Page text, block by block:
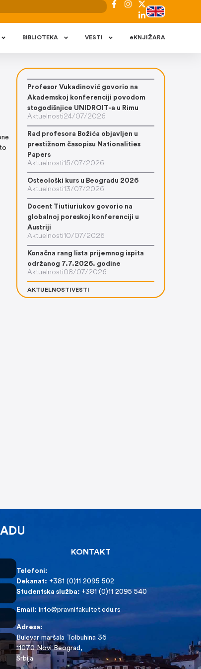
BIBLIOTEKA VESTI eKNJIŽARA
Profesor Vukadinović govorio na
Akademskoj konferenciji povodom
stogodišnjice UNIDROIT-a u Rimu
Aktuelnosti24/07/2026
Rad profesora Božića objavljen u
prestižnom časopisu Nationalities
Papers
Aktuelnosti15/07/2026
Osteološki kurs u Beogradu 2026
Aktuelnosti13/07/2026
Docent Tiutiuriukov govorio na
globalnoj poreskoj konferenciji u
Austriji
Aktuelnosti10/07/2026
Konačna rang lista prijemnog ispita
održanog 7.7.2026. godine
Aktuelnosti08/07/2026
AKTUELNOSTI VESTI
KONTAKT
Telefoni:
Dekanat: +381 (0)11 2095 502
Studentska služba: +381 (0)11 2095 540
Email: info@pravnifakultet.edu.rs
Adresa:
Bulevar maršala Tolbuhina 36
11070 Novi Beograd,
Srbija